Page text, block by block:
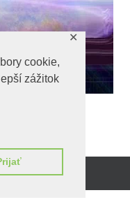
cookie,
zážitok
✕